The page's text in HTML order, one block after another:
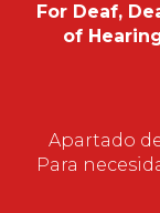
For Deaf,
of
Apartado
Para